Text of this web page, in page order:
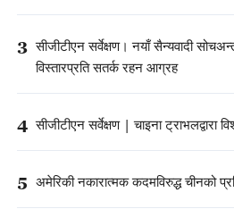
3 सीजीटीएन सर्वेक्षण। नयाँ सैन्यवादी
विस्तारप्रति सतर्क रहन आग्रह
4 सीजीटीएन सर्वेक्षण | चाइना ट्राभलद्वारा
5 अमेरिकी नकारात्मक कदमविरुद्ध चीनको